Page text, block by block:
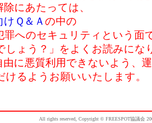
にあたっては、
Ｑ＆Ａ の中の
へのセキュリティという面
しょう？」をよくお読みにな
に悪質利用できないよう、
けるようお願いいたします。
All rights reserved, Copyright © FREESPOT協議会